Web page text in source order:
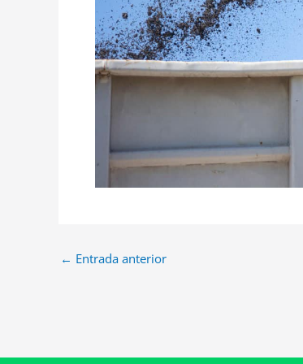
← Entrada anterior